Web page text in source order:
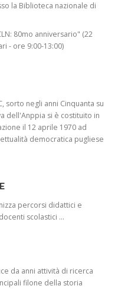
la Biblioteca nazionale di
80mo anniversario" (22
- ore 9:00-13:00)
sorto negli anni Cinquanta su
dell'Anppia si è costituito in
il 12 aprile 1970 ad
democratica pugliese
percorsi didattici e
scolastici ...
da anni attività di ricerca
filone della storia